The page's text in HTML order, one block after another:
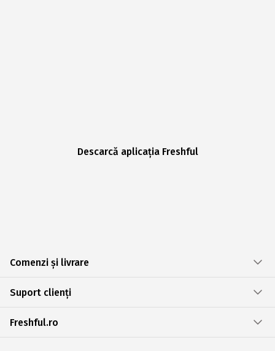
Descarcă aplicația Freshful
Comenzi și livrare
Suport clienți
Freshful.ro